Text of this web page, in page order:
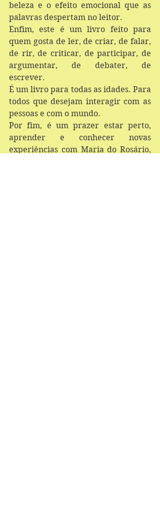
beleza e o efeito emocional que as
palavras despertam no leitor.
Enfim, este é um livro feito para
quem gosta de ler, de criar, de falar,
de rir, de criticar, de participar, de
argumentar, de debater, de
escrever.
É um livro para todas as idades. Para
todos que desejam interagir com as
pessoas e com o mundo.
Por fim, é um prazer estar perto,
aprender e conhecer novas
experiências com Maria do Rosário,